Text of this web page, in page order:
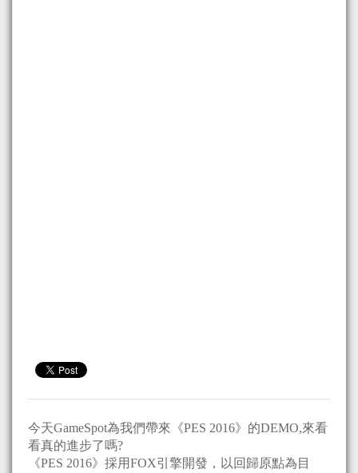
今天GameSpot為我們帶來《PES 2016》的DEMO,來看
看真的進步了嗎?
《PES 2016》採用FOX引擎開發，以回歸原點為目